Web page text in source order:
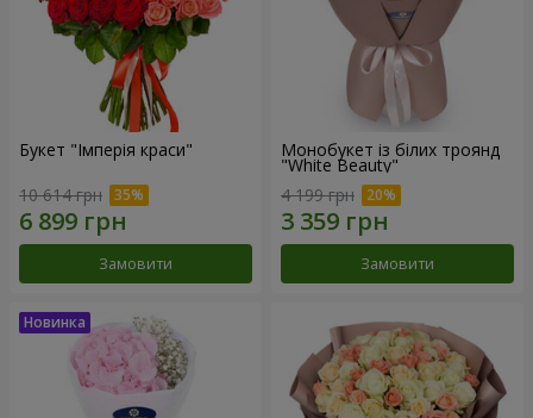
Букет "Імперія краси"
10 614 грн
Замовити
Монобукет із білих троянд
"White Beauty"
4 199 грн
Замовити